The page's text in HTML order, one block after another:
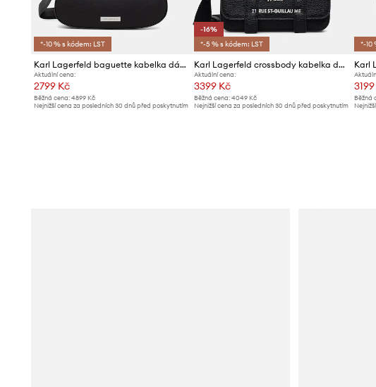
*-10 % s kódem: LST
Karl Lagerfeld baguette kabelka dámská z imitace kůže IKON
Aktuální cena:
2799 Kč
Běžná cena: 4899 Kč
Nejnižší cena za posledních 30 dnů před poskytnutím
-16%
*-5 % s kódem: LST
Karl Lagerfeld crossbody kabelka dámská z imitace kůže K/RSG
Aktuální cena:
3399 Kč
Běžná cena:4049 Kč
Nejnižší cena za posledních 30 dnů před poskytnutím
*-10
Běžná